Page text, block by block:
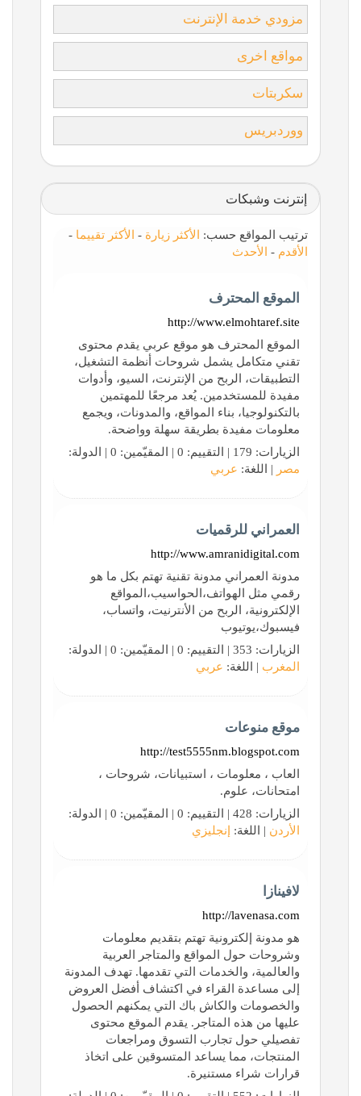
مزودي خدمة الإنترنت
مواقع اخرى
سكربتات
ووردبريس
إنترنت وشبكات
ترتيب المواقع حسب: الأكثر زيارة - الأكثر تقييما -
الأقدم - الأحدث
الموقع المحترف
http://www.elmohtaref.site
الموقع المحترف هو موقع عربي يقدم محتوى
تقني متكامل يشمل شروحات أنظمة التشغيل،
التطبيقات، الربح من الإنترنت، السيو، وأدوات
مفيدة للمستخدمين. يُعد مرجعًا للمهتمين
بالتكنولوجيا، بناء المواقع، والمدونات، ويجمع
معلومات مفيدة بطريقة سهلة وواضحة.
الزيارات: 179 | التقييم: 0 | المقيّمين: 0 | الدولة:
مصر | اللغة: عربي
العمراني للرقميات
http://www.amranidigital.com
مدونة العمراني مدونة تقنية تهتم بكل ما هو
رقمي مثل الهواتف،الحواسيب،المواقع
الإلكترونية، الربح من الأنترنيت، واتساب،
فيسبوك،يوتيوب
الزيارات: 353 | التقييم: 0 | المقيّمين: 0 | الدولة:
المغرب | اللغة: عربي
موقع منوعات
http://test5555nm.blogspot.com
العاب ، معلومات ، استبيانات، شروحات ،
امتحانات، علوم.
الزيارات: 428 | التقييم: 0 | المقيّمين: 0 | الدولة:
الأردن | اللغة: إنجليزي
لافينازا
http://lavenasa.com
هو مدونة إلكترونية تهتم بتقديم معلومات
وشروحات حول المواقع والمتاجر العربية
والعالمية، والخدمات التي تقدمها. تهدف المدونة
إلى مساعدة القراء في اكتشاف أفضل العروض
والخصومات والكاش باك التي يمكنهم الحصول
عليها من هذه المتاجر. يقدم الموقع محتوى
تفصيلي حول تجارب التسوق ومراجعات
المنتجات، مما يساعد المتسوقين على اتخاذ
قرارات شراء مستنيرة.